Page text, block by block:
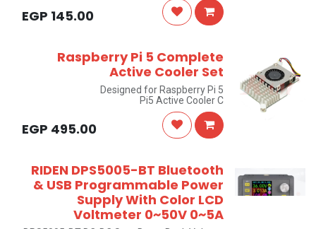
145.00
Raspberry Pi 5 Complete
Active Cooler Set
Designed for Raspberry Pi 5
Pi5 Active Cooler C
495.00
RIDEN DPS5005-BT Bluetooth
& USB Programmable Power
Supply With Color LCD
Voltmeter 0~50V 0~5A